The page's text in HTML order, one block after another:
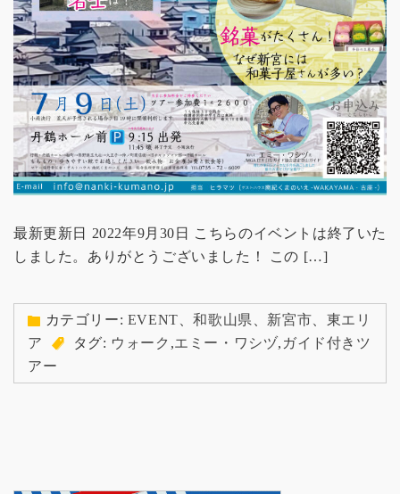
最新更新日 2022年9月30日 こちらのイベントは終了いた
しました。ありがとうございました！ この […]
カテゴリー: EVENT 、和歌山県 新宮市
東エリ
ア
タグ: ウォーク ,エミー・ワシヅ, ガイド付きツ
アー